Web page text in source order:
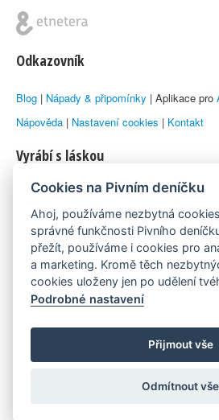
Odkazovník
Blog | Nápady & připomínky | Aplikace pro
Nápověda | Nastavení cookies | Kontakt
Vyrábí s láskou
© 2010–2026 byLukáš Zemanaka Emka
Máme rádi
Pivní.info
Poznámka pod čarou
Pivní deníček je nezávislý zdroj, který není
konkrétním pivovarem ani restaurací.
reprezentovat názory tvůrců Deníčku.
Cookies na Pivním deníčku
Ahoj, používáme nezbytná
správné funkčnosti Pivního
přežít, používáme i cookies pro
a marketing. Kromě těch
cookies uloženy jen po udělení
Podrobné nastavení
Přijmout vše
Odmítnout vše